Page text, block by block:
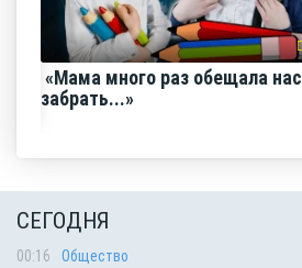
«Мама много раз обещала нас
забрать...»
СЕГОДНЯ
00:16 Общество